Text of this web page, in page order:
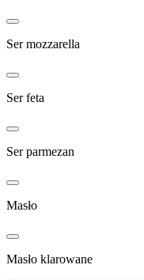
Ser mozzarella
Ser feta
Ser parmezan
Masło
Masło klarowane